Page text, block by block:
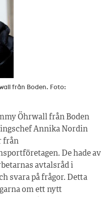
från Boden. Foto:
Öhrwall från Boden
Annika Nordin
från
De hade av
avtalsråd i
svara på frågor. Detta
om ett nytt